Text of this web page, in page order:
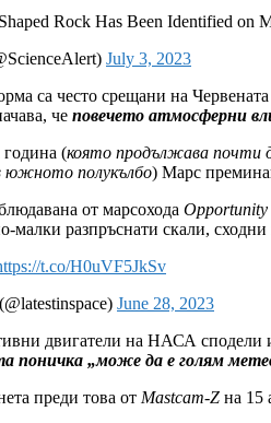
Rock Has Been Identified on
July 3, 2023
са често срещани на
че повечето атмосферни
година (която продължава почти
южното полукълбо) Марс
от марсохода Opportunity
малки разпръснати скали,
t.co/H0uVF5JkSv
June 28, 2023
двигатели на НАСА сподели
поничка „може да е голям
преди това от Mastcam-Z на 15